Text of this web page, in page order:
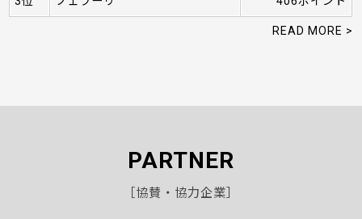
READ MORE >
PARTNER
［協賛・協力企業］